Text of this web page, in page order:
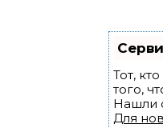
Тот,
того,
Нашли
Для